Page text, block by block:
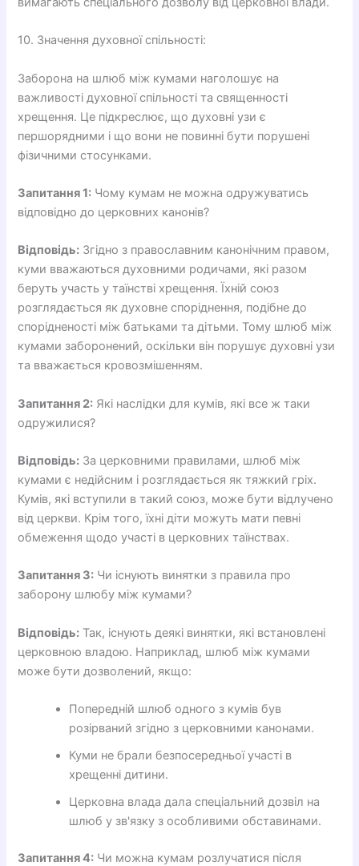
10. Значення духовної спільності:
Заборона на шлюб між кумами наголошує на
важливості духовної спільності та священності
хрещення. Це підкреслює, що духовні узи є
першорядними і що вони не повинні бути порушені
фізичними стосунками.
Запитання 1: Чому кумам не можна одружуватись
відповідно до церковних канонів?
Відповідь: Згідно з православним канонічним правом,
куми вважаються духовними родичами, які разом
беруть участь у таїнстві хрещення. Їхній союз
розглядається як духовне споріднення, подібне до
спорідненості між батьками та дітьми. Тому шлюб між
кумами заборонений, оскільки він порушує духовні узи
та вважається кровозмішенням.
Запитання 2: Які наслідки для кумів, які все ж таки
одружилися?
Відповідь: За церковними правилами, шлюб між
кумами є недійсним і розглядається як тяжкий гріх.
Кумів, які вступили в такий союз, може бути відлучено
від церкви. Крім того, їхні діти можуть мати певні
обмеження щодо участі в церковних таїнствах.
Запитання 3: Чи існують винятки з правила про
заборону шлюбу між кумами?
Відповідь: Так, існують деякі винятки, які встановлені
церковною владою. Наприклад, шлюб між кумами
може бути дозволений, якщо:
Попередній шлюб одного з кумів був
розірваний згідно з церковними канонами.
Куми не брали безпосередньої участі в
хрещенні дитини.
Церковна влада дала спеціальний дозвіл на
шлюб у зв'язку з особливими обставинами.
Запитання 4: Чи можна кумам розлучатися після